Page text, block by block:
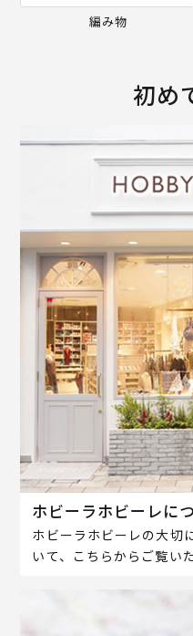
編み物
初め
ホビーラホビーレに
ホビーラホビーレの大切
いて、こちらからご覧い